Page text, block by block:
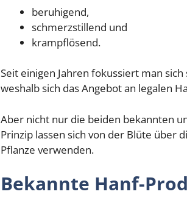
beruhigend,
schmerzstillend und
krampflösend.
Seit einigen Jahren fokussiert man
weshalb sich das Angebot an legalen
Aber nicht nur die beiden bekannten
Prinzip lassen sich von der Blüte über
Pflanze verwenden.
Bekannte Hanf-